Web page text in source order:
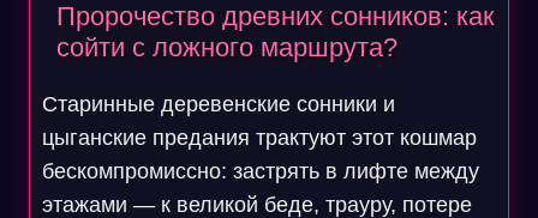
Пророчество древних сонников: как
сойти с ложного маршрута?
Старинные деревенские сонники и
цыганские предания трактуют этот кошмар
бескомпромиссно: застрять в лифте между
этажами — к великой беде, трауру, потере